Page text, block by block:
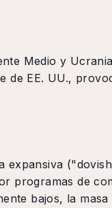
Medio y
de EE. UU.,
expansiva
programas de
bajos, la